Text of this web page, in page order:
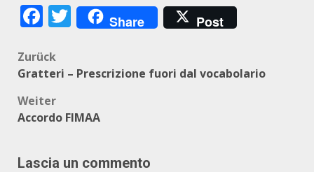
Facebook
Twitter
Share Post
Beitragsnavigation
Zurück
Gratteri – Prescrizione fuori dal vocabolario
Weiter
Accordo FIMAA
Lascia un commento